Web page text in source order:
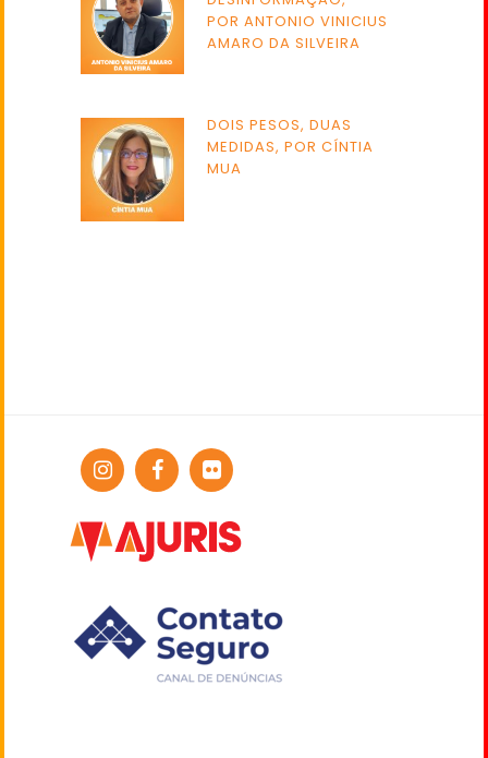
POR ANTONIO VINICIUS
AMARO DA SILVEIRA
DOIS PESOS, DUAS
MEDIDAS, POR CÍNTIA
MUA